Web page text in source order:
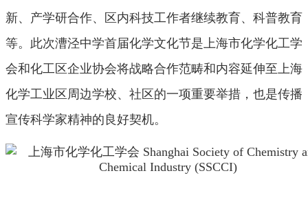
新、产学研合作、区内科技工作者继续教育、科普教育
等。此次漕泾中学首届化学文化节是上海市化学化工学
会和化工区企业协会将战略合作范畴和内容延伸至上海
化学工业区周边学校、社区的一项重要举措，也是传播
宣传科学家精神的良好契机。